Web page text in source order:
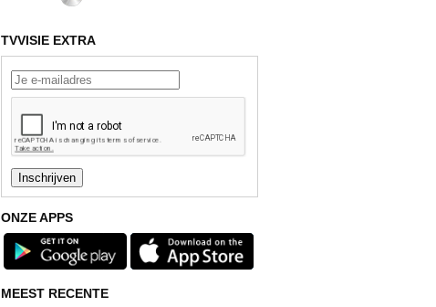
TVVISIE EXTRA
ONZE APPS
MEEST RECENTE